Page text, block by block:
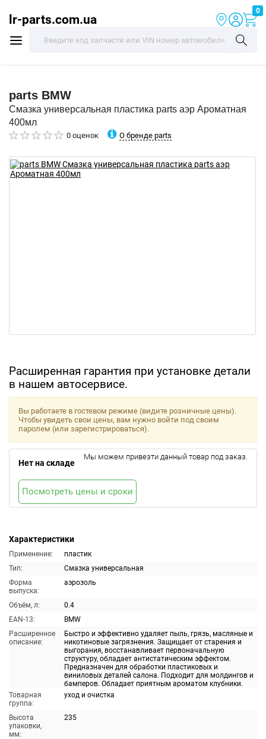
lr-parts.com.ua
0
parts BMW
Смазка универсальная пластика parts аэр Ароматная
400мл
0 оценок О бренде parts
Расширенная гарантия при установке детали
в нашем автосервисе.
Характеристики
Применение:
пластик
Тип:
Смазка универсальная
Форма
выпуска:
аэрозоль
Объём, л:
0.4
EAN-13:
BMW
Расширенное
описание:
Быстро и эффективно удаляет пыль, грязь, масляные и
никотиновые загрязнения. Защищает от старения и
выгорания, восстанавливает первоначальную
структуру, обладает антистатическим эффектом.
Предназначен для обработки пластиковых и
виниловых деталей салона. Подходит для молдингов и
бамперов. Обладает приятным ароматом клубники.
Товарная
группа:
уход и очистка
Высота
упаковки,
мм:
235
Вы работаете в гостевом режиме (видите розничные цены).
Чтобы увидеть свои цены, вам нужно войти под своим
паролем (или зарегистрироваться).
Нет на складе
Мы можем привезти данный товар под заказ.
Посмотреть цены и сроки